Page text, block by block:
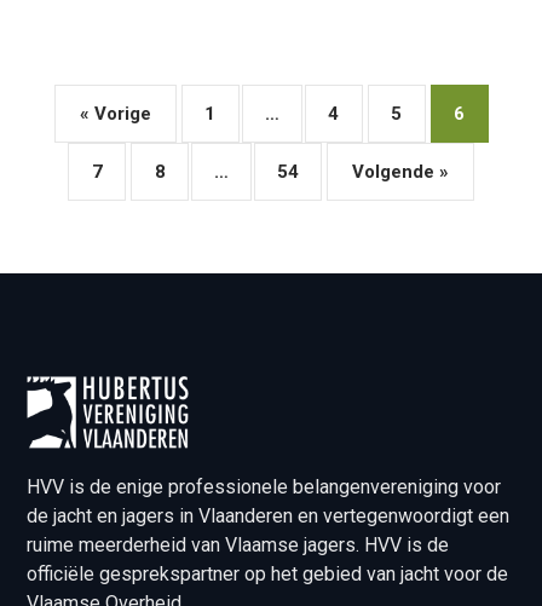
« Vorige 1 … 4 5 6
7 8 … 54 Volgende »
HVV is de enige professionele belangenvereniging voor
de jacht en jagers in Vlaanderen en vertegenwoordigt een
ruime meerderheid van Vlaamse jagers. HVV is de
officiële gesprekspartner op het gebied van jacht voor de